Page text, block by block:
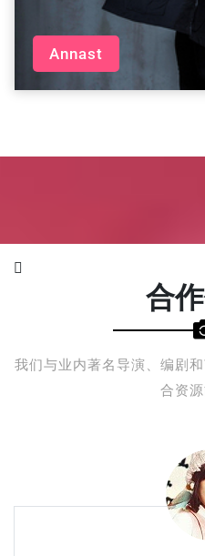
Annast
合
我们与业内著名导演、编剧
合资源